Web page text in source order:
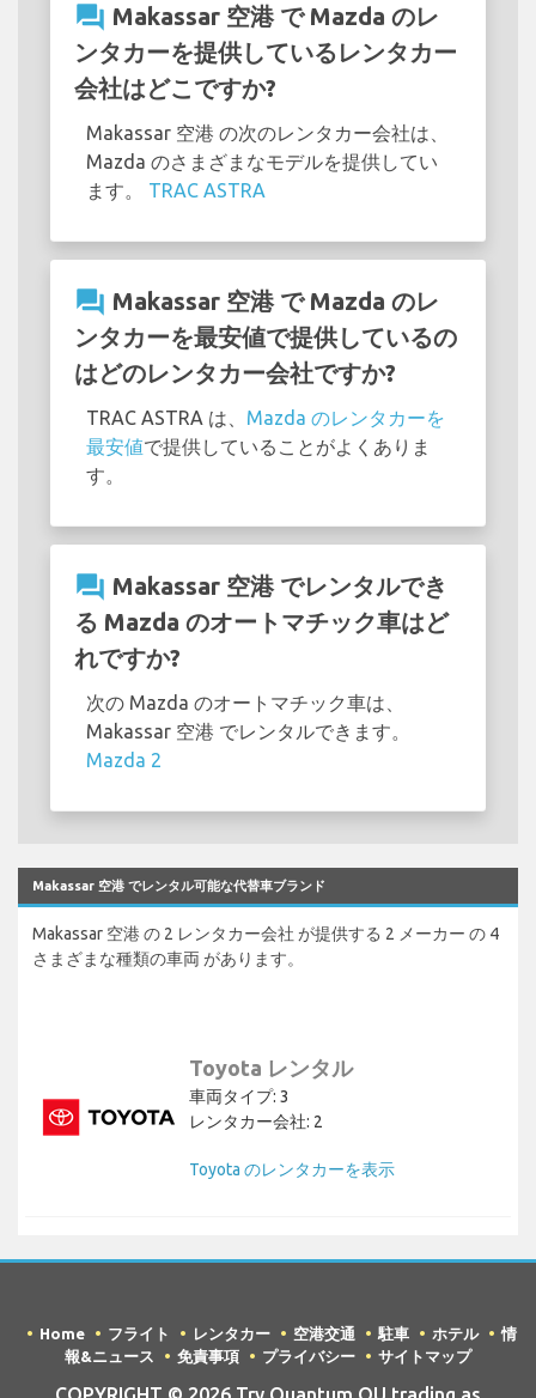
question_answer Makassar 空港 で Mazda のレ
ンタカーを提供しているレンタカー
会社はどこですか?
Makassar 空港 の次のレンタカー会社は、
Mazda のさまざまなモデルを提供してい
ます。 TRAC ASTRA
question_answer Makassar 空港 で Mazda のレ
ンタカーを最安値で提供しているの
はどのレンタカー会社ですか?
TRAC ASTRA は、 Mazda のレンタカーを
最安値で提供していることがよくありま
す。
question_answer Makassar 空港 でレンタルでき
る Mazda のオートマチック車はど
れですか?
次の Mazda のオートマチック車は、
Makassar 空港 でレンタルできます。
Mazda 2
Makassar 空港 でレンタル可能な代替車ブランド
Makassar 空港 の 2 レンタカー会社 が提供する 2 メーカー の 4
さまざまな種類の車両 があります。
Toyota レンタル
車両タイプ: 3
レンタカー会社: 2
Toyota のレンタカーを表示
Home フライト レンタカー 空港交通 駐車 ホテル
情
報&ニュース
免責事項 プライバシー サイトマップ